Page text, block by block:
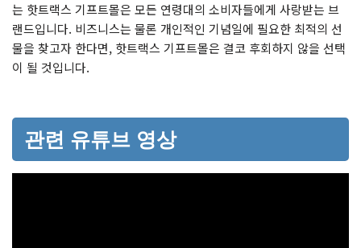
는 핫트랙스 기프트몰은 모든 연령대의 소비자들에게 사랑받는 브
랜드입니다. 비즈니스는 물론 개인적인 기념일에 필요한 최적의 선
물을 찾고자 한다면, 핫트랙스 기프트몰은 결코 후회하지 않을 선택
이 될 것입니다.
관련 유튜브 영상